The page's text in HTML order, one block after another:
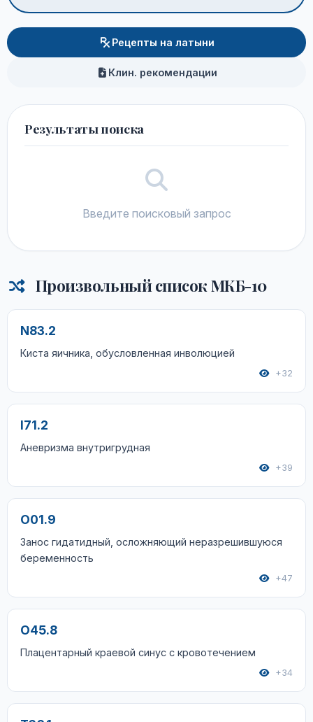
Рецепты на латыни
Клин. рекомендации
Результаты поиска
Введите поисковый запрос
Произвольный список МКБ-10
N83.2
Киста яичника, обусловленная инволюцией
+32
I71.2
Аневризма внутригрудная
+39
O01.9
Занос гидатидный, осложняющий неразрешившуюся
беременность
+47
O45.8
Плацентарный краевой синус с кровотечением
+34